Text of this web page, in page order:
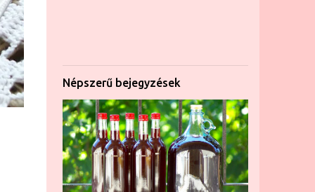
Népszerű bejegyzések